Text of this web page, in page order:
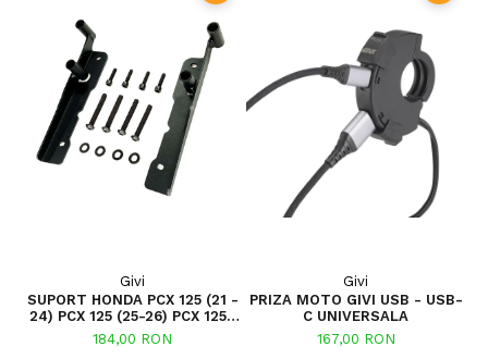
Givi
SUPORT HONDA PCX 125 (21 -
24) PCX 125 (25-26) PCX 125-
150 (10 - 13) PCX 125 (18 - 20)
PCX 125-150 (14 - 17) / PCX 150
184,00 RON
Givi
PRIZA MOTO GIVI USB - USB-
C UNIVERSALA
167,00 RON